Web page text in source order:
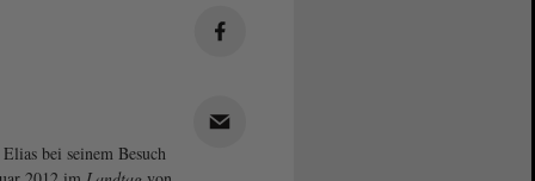
bei seinem Besuch